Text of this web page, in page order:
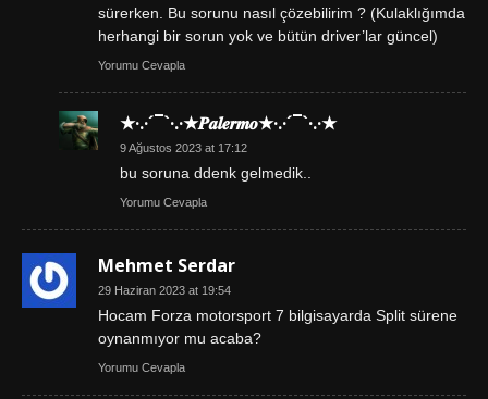
sürerken. Bu sorunu nasıl çözebilirim ? (Kulaklığımda
herhangi bir sorun yok ve bütün driver’lar güncel)
Yorumu Cevapla
★·.·´¯`·.·★𝑷𝒂𝒍𝒆𝒓𝒎𝒐★·.·´¯`·.·★
9 Ağustos 2023 at 17:12
bu soruna ddenk gelmedik..
Yorumu Cevapla
Mehmet Serdar
29 Haziran 2023 at 19:54
Hocam Forza motorsport 7 bilgisayarda Split sürene
oynanmıyor mu acaba?
Yorumu Cevapla